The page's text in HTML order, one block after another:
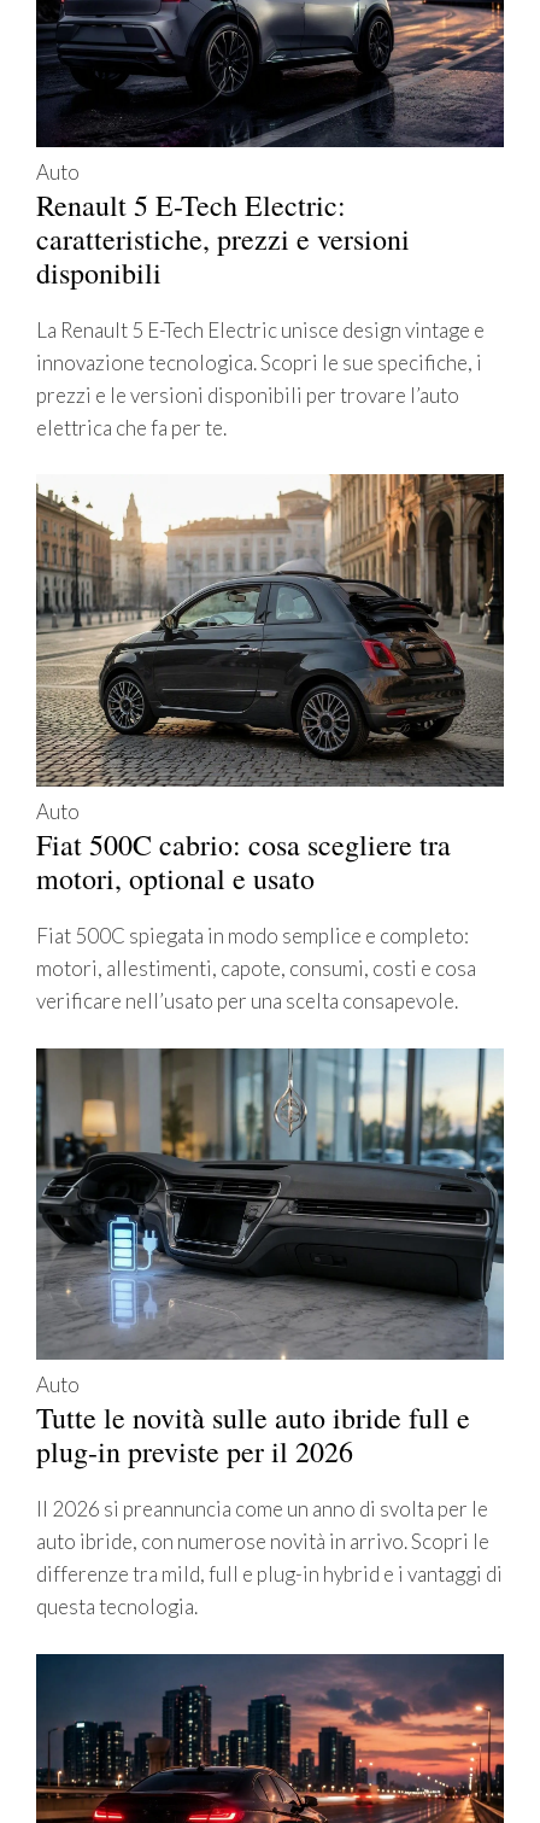
Auto
Renault 5 E-Tech Electric:
caratteristiche, prezzi e versioni
disponibili
La Renault 5 E-Tech Electric unisce design vintage e
innovazione tecnologica. Scopri le sue specifiche, i
prezzi e le versioni disponibili per trovare l’auto
elettrica che fa per te.
Auto
Fiat 500C cabrio: cosa scegliere tra
motori, optional e usato
Fiat 500C spiegata in modo semplice e completo:
motori, allestimenti, capote, consumi, costi e cosa
verificare nell’usato per una scelta consapevole.
Auto
Tutte le novità sulle auto ibride full e
plug-in previste per il 2026
Il 2026 si preannuncia come un anno di svolta per le
auto ibride, con numerose novità in arrivo. Scopri le
differenze tra mild, full e plug-in hybrid e i vantaggi di
questa tecnologia.